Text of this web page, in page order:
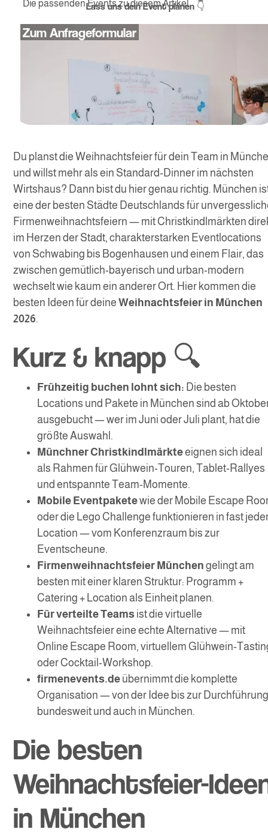
1. Idee: Tablet-Rallye durch die Münchner Christkindlmärkte
Weihnachtsfeier München
3. Idee: Glühweinparty als Weihnachtsfeier München in
4. Idee: Lego Challenge — Kreativ & überraschend anders
5. Idee: Weihnachts-Quizshow als Highlight eurer
Weihnachtsfeier München
6. Idee: Teampainting — Das gemeinsame Weihnachtsbild
7. Idee: Virtuelle Weihnachtsfeier München für hybride Teams
Die passenden Events zu diesem Artikel
Lass uns dein Event planen 👇
Zum Anfrageformular
Du planst die Weihnachtsfeier für dein Team in
und willst mehr als ein Standard-Dinner im nächsten
Wirtshaus? Dann bist du hier genau richtig. München
eine der besten Städte Deutschlands für
Firmenweihnachtsfeiern — mit Christkindlmärkten
im Herzen der Stadt, charakterstarken Eventlocations
von Schwabing bis Bogenhausen und einem Flair, das
zwischen gemütlich-bayerisch und urban-modern
wechselt wie kaum ein anderer Ort. Hier kommen die
besten Ideen für deineWeihnachtsfeier in München
2026.
Kurz & knapp 🔍
Frühzeitig buchen lohnt sich: Die besten
Locations und Pakete in München sind ab
ausgebucht — wer im Juni oder Juli plant, hat die
größte Auswahl.
Münchner Christkindlmärkteeignen sich ideal
als Rahmen für Glühwein-Touren, Tablet-Rallyes
und entspannte Team-Momente.
Mobile Eventpaketewie der Mobile Escape
oder die Lego Challenge funktionieren in fast
Location — vom Konferenzraum bis zur
Eventscheune.
Firmenweihnachtsfeier München gelingt am
besten mit einer klaren Struktur: Programm +
Catering + Location als Einheit planen.
Für verteilte Teams ist die virtuelle
Weihnachtsfeier eine echte Alternative — mit
Online Escape Room, virtuellem Glühwein-
oder Cocktail-Workshop.
firmenevents.de übernimmt die komplette
Organisation — von der Idee bis zur
bundesweit und auch in München.
Die besten
Weihnachtsfeier-
in München